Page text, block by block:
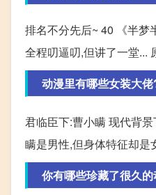
排名不分先后~ 40 《半梦
全程叨逼叨,但讲了一堂...
动漫里有哪些女装大佬
君临臣下:曹小瞒 现代背
瞒是男性,但身体特征却是
你有哪些珍藏了很久